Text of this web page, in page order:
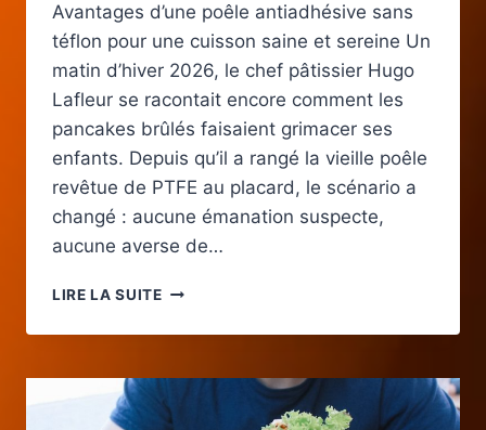
Avantages d’une poêle antiadhésive sans
téflon pour une cuisson saine et sereine Un
matin d’hiver 2026, le chef pâtissier Hugo
Lafleur se racontait encore comment les
pancakes brûlés faisaient grimacer ses
enfants. Depuis qu’il a rangé la vieille poêle
revêtue de PTFE au placard, le scénario a
changé : aucune émanation suspecte,
aucune averse de…
LIRE LA SUITEPOÊLE
SANS
:
AVANTAGES,
MATÉRIAUX